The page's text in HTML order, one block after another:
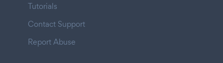
Tutorials
Contact Support
Report Abuse